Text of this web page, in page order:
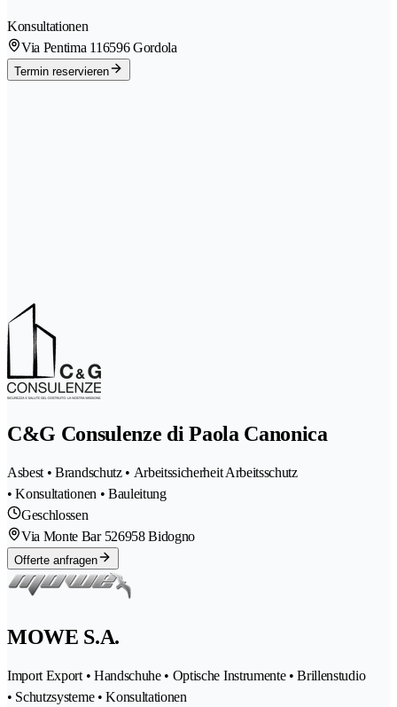
Konsultationen
Via Pentima 116596 Gordola
Termin reservieren
C&G Consulenze di Paola Canonica
Asbest • Brandschutz • Arbeitssicherheit Arbeitsschutz
• Konsultationen • Bauleitung
Geschlossen
Via Monte Bar 526958 Bidogno
Offerte anfragen
MOWE S.A.
Import Export • Handschuhe • Optische Instrumente • Brillenstudio
• Schutzsysteme • Konsultationen